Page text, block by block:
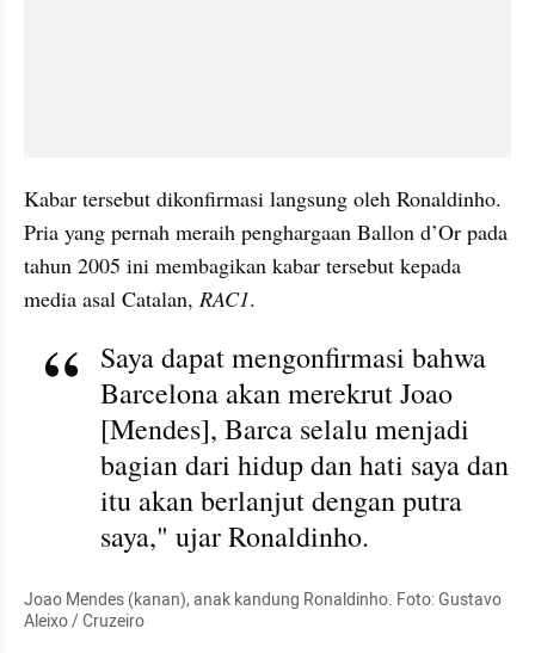
Kabar tersebut dikonfirmasi langsung oleh Ronaldinho.
Pria yang pernah meraih penghargaan Ballon d’Or pada
tahun 2005 ini membagikan kabar tersebut kepada
media asal Catalan, RAC1.
Saya dapat mengonfirmasi bahwa
Barcelona akan merekrut Joao
[Mendes], Barca selalu menjadi
bagian dari hidup dan hati saya dan
itu akan berlanjut dengan putra
saya," ujar Ronaldinho.
Joao Mendes (kanan), anak kandung Ronaldinho. Foto: Gustavo
Aleixo / Cruzeiro